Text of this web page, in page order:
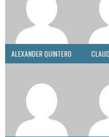
ALEXANDER QUINTERO